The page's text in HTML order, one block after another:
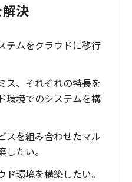
決
テムをクラウドに移行
ス、それぞれの特長を
環境でのシステムを構
スを組み合わせたマル
たい。
環境を構築したい。